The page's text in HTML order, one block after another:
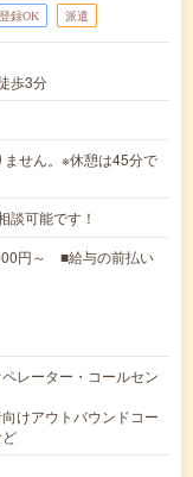
録OK 派遣
歩3分
せん。※休憩は45分で
談可能です！
円～ ■給与の前払い
レーター・コールセン
けアウトバウンドコー